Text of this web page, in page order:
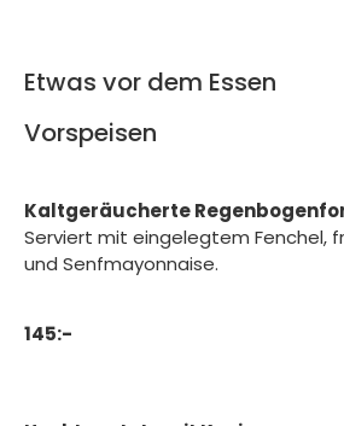
Etwas vor dem Essen
Vorspeisen
Kaltgeräucherte
Serviert mit eingelegtem Fenchel,
und Senfmayonnaise.
145:-